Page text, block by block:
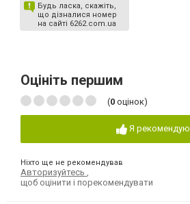
Будь ласка, скажіть,
що дізналися номер
на сайті 6262.com.ua
Оцініть першим
(0 оцінок)
Я рекомендую
Ніхто ще не рекомендував
Авторизуйтесь
щоб оцінити і порекомендувати